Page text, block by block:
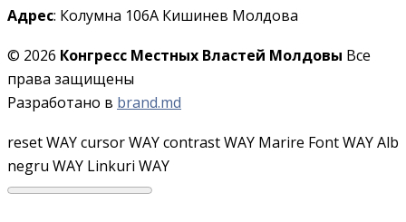
Адрес: Колумна 106A Кишинев Молдова
© 2026 Конгресс Местных Властей Молдовы Все
права защищены
Разработано в brand.md
reset WAYcursor WAYcontrast WAY Marire Font WAYAlb
negru WAY Linkuri WAY